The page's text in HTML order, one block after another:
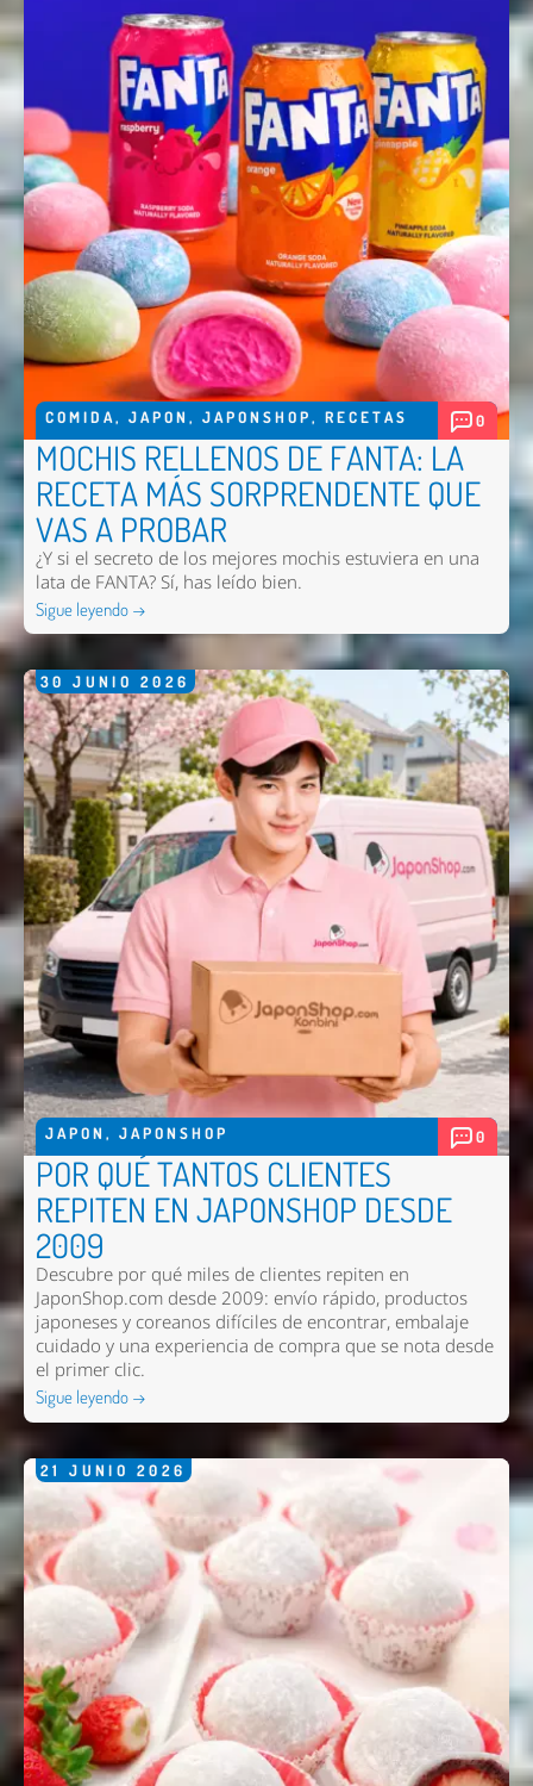
COMIDA, JAPON , JAPONSHOP, RECETAS 0
MOCHIS RELLENOS DE FANTA: LA
RECETA MÁS SORPRENDENTE QUE
VAS A PROBAR
¿Y si el secreto de los mejores mochis estuviera en una
lata de FANTA? Sí, has leído bien.
Sigue leyendo →
30 JUNIO 2026
JAPON , JAPONSHOP 0
POR QUÉ TANTOS CLIENTES
REPITEN EN JAPONSHOP DESDE
2009
Descubre por qué miles de clientes repiten en
JaponShop.com desde 2009: envío rápido, productos
japoneses y coreanos difíciles de encontrar, embalaje
cuidado y una experiencia de compra que se nota desde
el primer clic.
Sigue leyendo →
21 JUNIO 2026